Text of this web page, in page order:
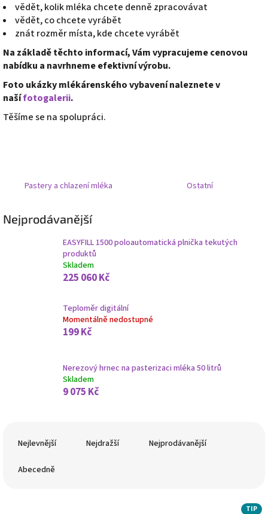
vědět, kolik mléka chcete denně zpracovávat
vědět, co chcete vyrábět
znát rozměr místa, kde chcete vyrábět
Na základě těchto informací, Vám vypracujeme cenovou
nabídku a navrhneme efektivní výrobu.
Foto ukázky mlékárenského vybavení naleznete v
našífotogalerii.
Těšíme se na spolupráci.
Pastery a chlazení mléka Ostatní
Nejprodávanější
EASYFILL 1500 poloautomatická plnička tekutých
produktů
Skladem
225 060 Kč
Teploměr digitální
Momentálně nedostupné
199 Kč
Nerezový hrnec na pasterizaci mléka 50 litrů
Skladem
9 075 Kč
Nejlevnější Nejdražší Nejprodávanější
Abecedně
TIP